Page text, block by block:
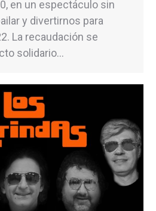
en un espectáculo sin
y divertirnos para
La recaudación se
solidario…